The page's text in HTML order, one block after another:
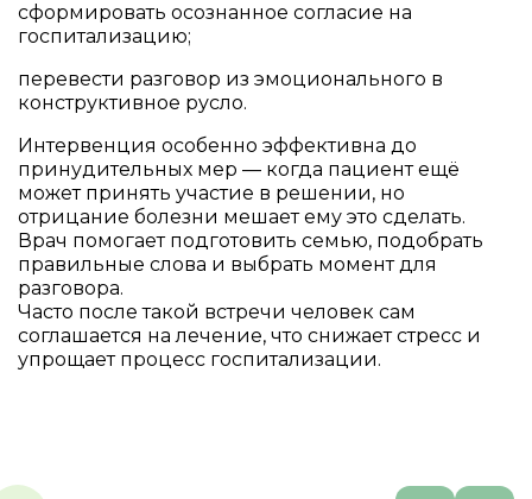
сформировать осознанное согласие на
госпитализацию;
перевести разговор из эмоционального в
конструктивное русло.
Интервенция особенно эффективна до
принудительных мер — когда пациент ещё
может принять участие в решении, но
отрицание болезни мешает ему это сделать.
Врач помогает подготовить семью, подобрать
правильные слова и выбрать момент для
разговора.
Часто после такой встречи человек сам
соглашается на лечение, что снижает стресс и
упрощает процесс госпитализации.